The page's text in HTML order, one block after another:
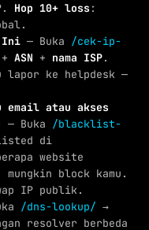
Hop 10+ loss :
Ini — Buka /cek-ip-
+ ASN + nama ISP.
ke helpdesk —
atau akses
— Buka /blacklist-
di
website
block kamu.
IP publik.
/dns-lookup/ →
resolver berbeda